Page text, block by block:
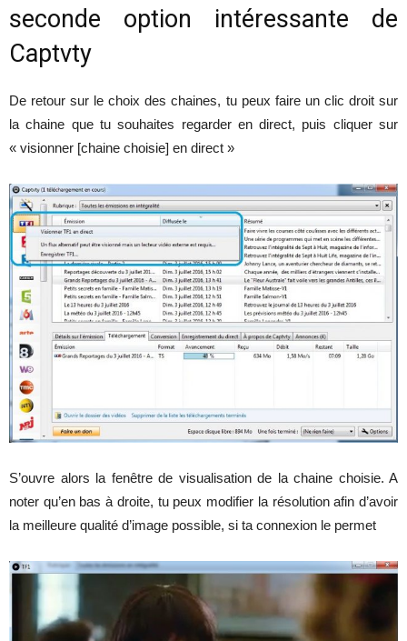
seconde option intéressante de
Captvty
De retour sur le choix des chaines, tu peux faire un clic droit sur
la chaine que tu souhaites regarder en direct, puis cliquer sur
« visionner [chaine choisie] en direct »
S’ouvre alors la fenêtre de visualisation de la chaine choisie. A
noter qu’en bas à droite, tu peux modifier la résolution afin d’avoir
la meilleure qualité d’image possible, si ta connexion le permet